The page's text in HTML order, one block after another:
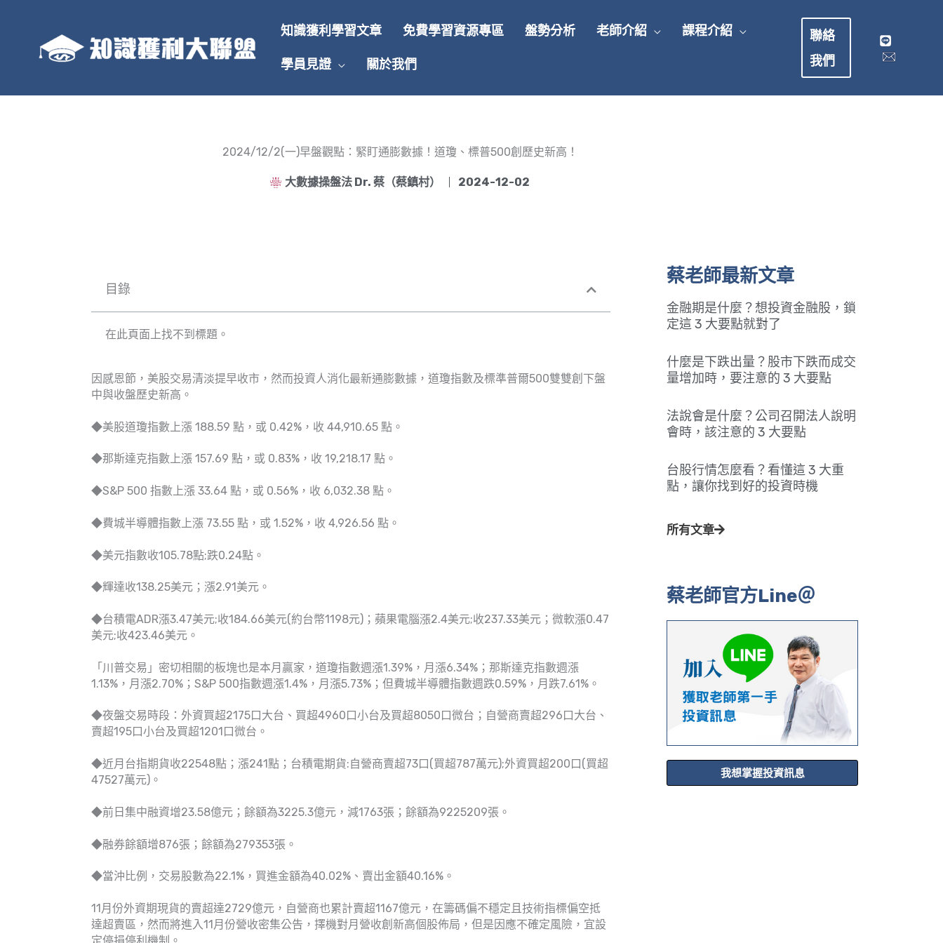
知識獲利學習文章 免費學習資源專區 盤勢分析 老師介紹 課程介紹
學員見證 關於我們
聯絡
我們
2024/12/2(一)早盤觀點：緊盯通膨數據！道瓊、標普500創歷史新高！
大數據操盤法 Dr. 蔡（蔡鎮村） 2024-12-02
目錄
在此頁面上找不到標題。
因感恩節，美股交易清淡提早收市，然而投資人消化最新通膨數據，道瓊指數及標準普爾500雙雙創下盤
中與收盤歷史新高。
◆美股道瓊指數上漲 188.59 點，或 0.42%，收 44,910.65 點。
◆那斯達克指數上漲 157.69 點，或 0.83%，收 19,218.17 點。
◆S&P 500 指數上漲 33.64 點，或 0.56%，收 6,032.38 點。
◆費城半導體指數上漲 73.55 點，或 1.52%，收 4,926.56 點。
◆美元指數收105.78點;跌0.24點。
◆輝達收138.25美元；漲2.91美元。
◆台積電ADR漲3.47美元;收184.66美元(約台幣1198元)；蘋果電腦漲2.4美元;收237.33美元；微軟漲0.47
美元;收423.46美元。
「川普交易」密切相關的板塊也是本月贏家，道瓊指數週漲1.39%，月漲6.34%；那斯達克指數週漲
1.13%，月漲2.70%；S&P 500指數週漲1.4%，月漲5.73%；但費城半導體指數週跌0.59%，月跌7.61%。
◆夜盤交易時段：外資買超2175口大台、買超4960口小台及買超8050口微台；自營商賣超296口大台、
賣超195口小台及買超1201口微台。
◆近月台指期貨收22548點；漲241點；台積電期貨:自營商賣超73口(買超787萬元);外資買超200口(買超
47527萬元)。
◆前日集中融資增23.58億元；餘額為3225.3億元，減1763張；餘額為9225209張。
◆融券餘額增876張；餘額為279353張。
◆當沖比例，交易股數為22.1%，買進金額為40.02%、賣出金額40.16%。
11月份外資期現貨的賣超達2729億元，自營商也累計賣超1167億元，在籌碼偏不穩定且技術指標偏空抵
達超賣區，然而將進入11月份營收密集公告，擇機對月營收創新高個股佈局，但是因應不確定風險，宜設
蔡老師最新文章
金融期是什麼？想投資金融股，鎖
定這 3 大要點就對了
什麼是下跌出量？股市下跌而成交
量增加時，要注意的 3 大要點
法說會是什麼？公司召開法人說明
會時，該注意的 3 大要點
台股行情怎麼看？看懂這 3 大重
點，讓你找到好的投資時機
所有文章
蔡老師官方Line＠
我想掌握投資訊息